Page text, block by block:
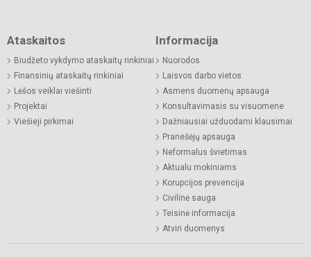
Ataskaitos
Biudžeto vykdymo ataskaitų rinkiniai
Finansinių ataskaitų rinkiniai
Lėšos veiklai viešinti
Projektai
Viešieji pirkimai
Informacija
Nuorodos
Laisvos darbo vietos
Asmens duomenų apsauga
Konsultavimasis su visuomene
Dažniausiai užduodami klausimai
Pranešėjų apsauga
Neformalus švietimas
Aktualu mokiniams
Korupcijos prevencija
Civilinė sauga
Teisinė informacija
Atviri duomenys